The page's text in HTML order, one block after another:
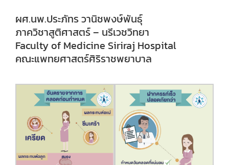
ผศ.นพ.ประภัทร วานิชพงษ์พันธุ์
ภาควิชาสูติศาสตร์ – นรีเวชวิทยา
Faculty of Medicine Siriraj Hospital
คณะแพทยศาสตร์ศิริราชพยาบาล